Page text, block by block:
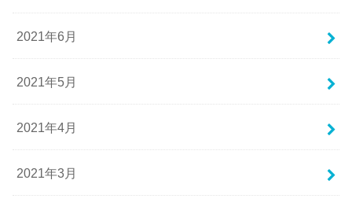
2021年6月
2021年5月
2021年4月
2021年3月